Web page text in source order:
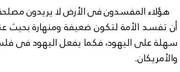
هؤلاء المفسدون فى الأرض لا يريدون
أن تفسد الأمة لتكون ضعيفة ومنهارة بحيث
سهلة على اليهود، فكما يفعل اليهود فى
والأمريكان.